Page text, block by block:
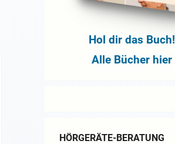
Hol dir das Buch!
Alle Bücher hier
HÖRGERÄTE-BERATUNG